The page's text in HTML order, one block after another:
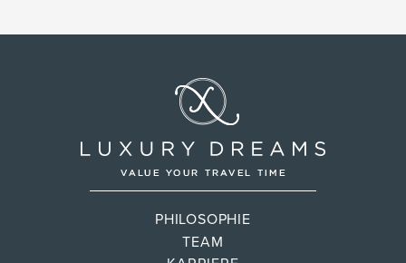
PHILOSOPHIE
TEAM